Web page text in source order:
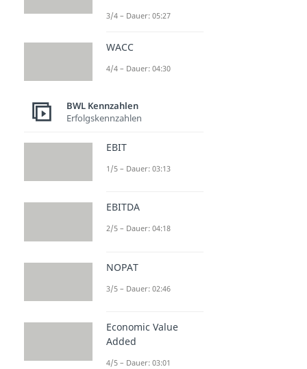
3/4 – Dauer: 05:27
WACC
4/4 – Dauer: 04:30
BWL Kennzahlen
Erfolgskennzahlen
EBIT
1/5 – Dauer: 03:13
EBITDA
2/5 – Dauer: 04:18
NOPAT
3/5 – Dauer: 02:46
Economic Value
Added
4/5 – Dauer: 03:01